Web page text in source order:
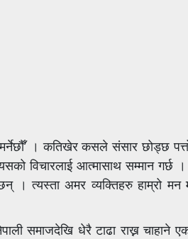
। कतिखेर कसले संसार छोड्छ
विचारलाई आत्मासाथ सम्मान गर्छ
। त्यस्ता अमर व्यक्तिहरु हाम्रो मन
समाजदेखि धेरै टाढा राख्न